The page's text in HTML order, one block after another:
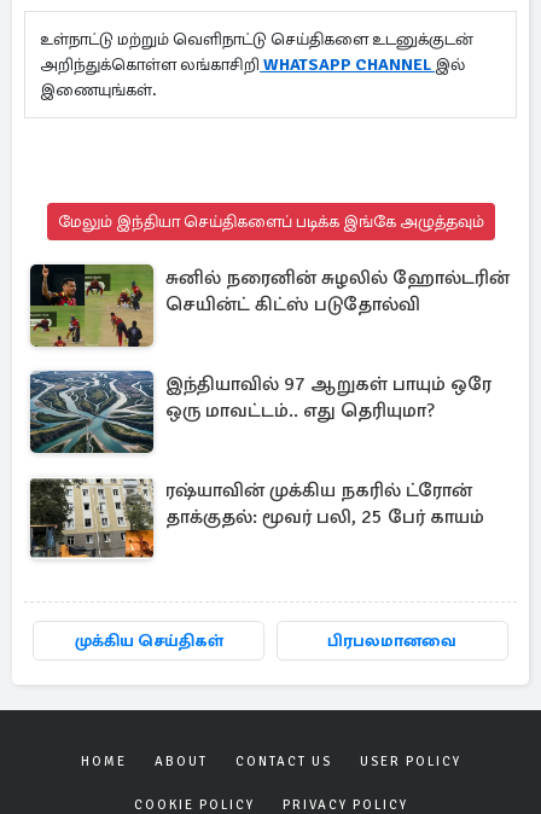
உள்நாட்டு மற்றும் வெளிநாட்டு செய்திகளை உடனுக்குடன்
அறிந்துக்கொள்ள லங்காசிறி WHATSAPP CHANNEL இல்
இணையுங்கள்.
மேலும் இந்தியா செய்திகளைப் படிக்க இங்கே அழுத்தவும்
சுனில் நரைனின் சுழலில் ஹோல்டரின்
செயின்ட் கிட்ஸ் படுதோல்வி
இந்தியாவில் 97 ஆறுகள் பாயும் ஒரே
ஒரு மாவட்டம்.. எது தெரியுமா?
ரஷ்யாவின் முக்கிய நகரில் ட்ரோன்
தாக்குதல்: மூவர் பலி, 25 பேர் காயம்
முக்கிய செய்திகள் பிரபலமானவை
HOME ABOUT CONTACT US USER POLICY
COOKIE POLICY PRIVACY POLICY